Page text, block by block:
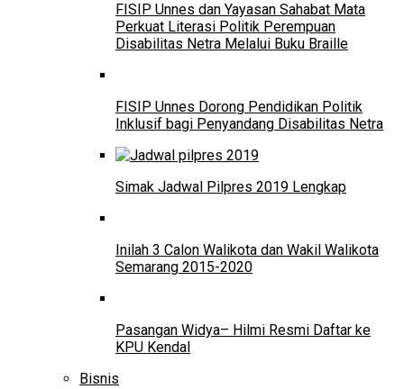
FISIP Unnes dan Yayasan Sahabat Mata
Perkuat Literasi Politik Perempuan
Disabilitas Netra Melalui Buku Braille
FISIP Unnes Dorong Pendidikan Politik
Inklusif bagi Penyandang Disabilitas Netra
Simak Jadwal Pilpres 2019 Lengkap
Inilah 3 Calon Walikota dan Wakil Walikota
Semarang 2015-2020
Pasangan Widya– Hilmi Resmi Daftar ke
KPU Kendal
Bisnis